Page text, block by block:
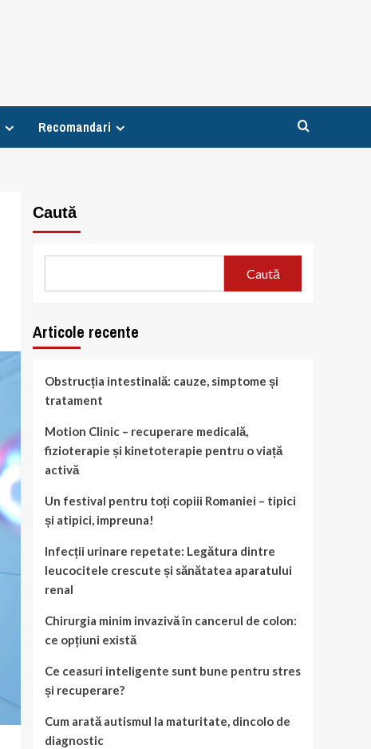
Recomandari
Caută
Caută
Articole recente
Obstrucția intestinală: cauze, simptome și
tratament
Motion Clinic – recuperare medicală,
fizioterapie și kinetoterapie pentru o viață
activă
Un festival pentru toți copiii Romaniei – tipici
și atipici, impreuna!
Infecții urinare repetate: Legătura dintre
leucocitele crescute și sănătatea aparatului
renal
Chirurgia minim invazivă în cancerul de colon:
ce opțiuni există
Ce ceasuri inteligente sunt bune pentru stres
și recuperare?
Cum arată autismul la maturitate, dincolo de
diagnostic